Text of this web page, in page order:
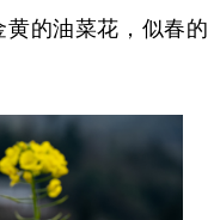
的油菜花，似春的